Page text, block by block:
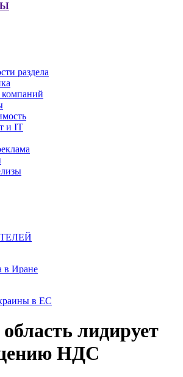
раздела
и IT
в Иране
в ЕС
лидирует
НДС